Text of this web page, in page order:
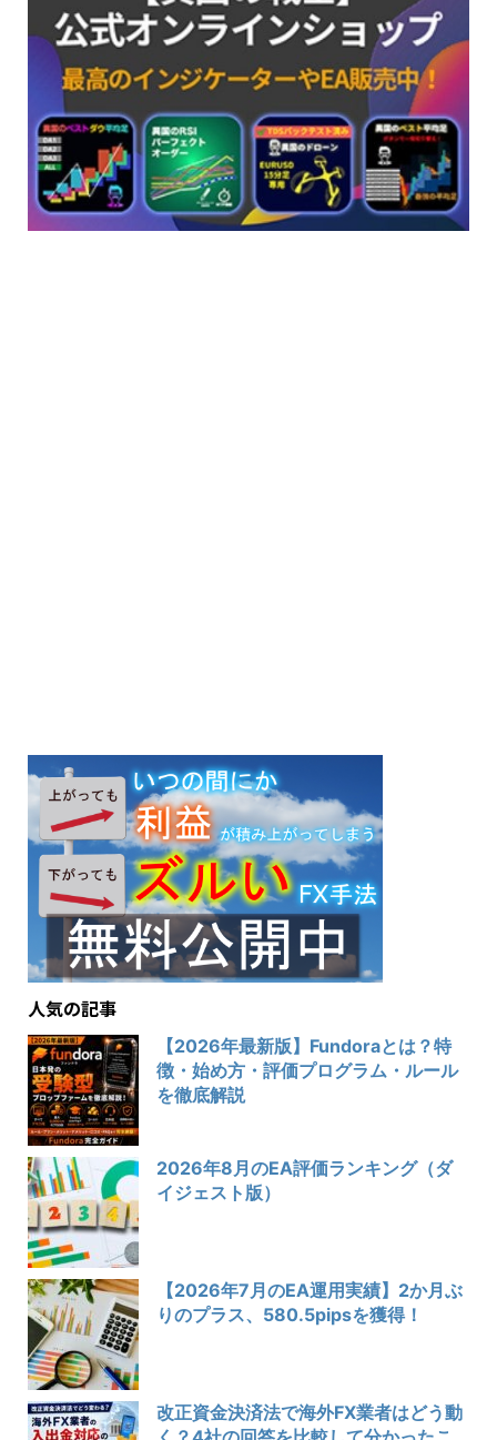
人気の記事
【2026年最新版】Fundoraとは？特
徴・始め方・評価プログラム・ルール
を徹底解説
2026年8月のEA評価ランキング（ダ
イジェスト版）
【2026年7月のEA運用実績】2か月ぶ
りのプラス、580.5pipsを獲得！
改正資金決済法で海外FX業者はどう動